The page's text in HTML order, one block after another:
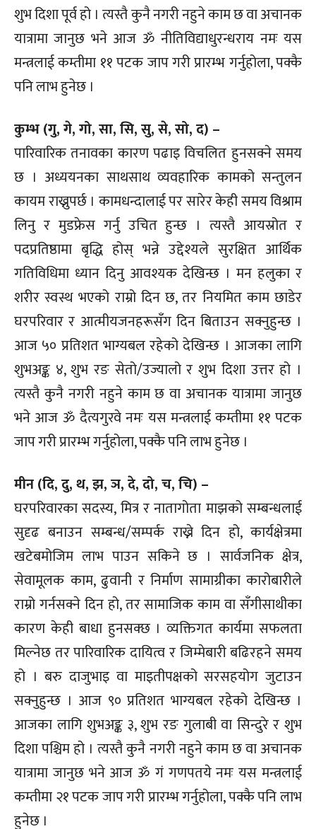
शुभ दिशा पूर्व हो । त्यस्तै कुनै नगरी नहुने काम छ वा अचानक
यात्रामा जानुछ भने आज ॐ नीतिविद्याधुरन्धराय नमः यस
मन्त्रलाई कम्तीमा ११ पटक जाप गरी प्रारम्भ गर्नुहोला, पक्कै
पनि लाभ हुनेछ ।
कुम्भ (गु, गे, गो, सा, सि, सु, से, सो, द) –
पारिवारिक तनावका कारण पढाइ विचलित हुनसक्ने समय
छ । अध्ययनका साथसाथ व्यवहारिक कामको सन्तुलन
कायम राख्नुपर्छ । कामधन्दालाई पर सारेर केही समय विश्राम
लिनु र मुडफ्रेस गर्नु उचित हुन्छ । त्यस्तै आयस्रोत र
पदप्रतिष्ठामा बृद्धि होस् भन्ने उद्देश्यले सुरक्षित आर्थिक
गतिविधिमा ध्यान दिनु आवश्यक देखिन्छ । मन हलुका र
शरीर स्वस्थ भएको राम्रो दिन छ, तर नियमित काम छाडेर
घरपरिवार र आत्मीयजनहरूसँग दिन बिताउन सक्नुहुन्छ ।
आज ५० प्रतिशत भाग्यबल रहेको देखिन्छ । आजका लागि
शुभअङ्क ४, शुभ रङ सेतो/उज्यालो र शुभ दिशा उत्तर हो ।
त्यस्तै कुनै नगरी नहुने काम छ वा अचानक यात्रामा जानुछ
भने आज ॐ दैत्यगुरवे नमः यस मन्त्रलाई कम्तीमा ११ पटक
जाप गरी प्रारम्भ गर्नुहोला, पक्कै पनि लाभ हुनेछ ।
मीन (दि, दु, थ, झ, ञ, दे, दो, च, चि) –
घरपरिवारका सदस्य, मित्र र नातागोता माझको सम्बन्धलाई
सुदृढ बनाउन सम्बन्ध/सम्पर्क राख्ने दिन हो, कार्यक्षेत्रमा
खटेबमोजिम लाभ पाउन सकिने छ । सार्वजनिक क्षेत्र,
सेवामूलक काम, ढुवानी र निर्माण सामाग्रीका कारोबारीले
राम्रो गर्नसक्ने दिन हो, तर सामाजिक काम वा सँगीसाथीका
कारण केही बाधा हुनसक्छ । व्यक्तिगत कार्यमा सफलता
मिल्नेछ तर पारिवारिक दायित्व र जिम्मेबारी बढिरहने समय
हो । बरु दाजुभाइ वा माइतीपक्षको सरसहयोग जुटाउन
सक्नुहुन्छ । आज ९० प्रतिशत भाग्यबल रहेको देखिन्छ ।
आजका लागि शुभअङ्क ३, शुभ रङ गुलाबी वा सिन्दुरे र शुभ
दिशा पश्चिम हो । त्यस्तै कुनै नगरी नहुने काम छ वा अचानक
यात्रामा जानुछ भने आज ॐ गं गणपतये नमः यस मन्त्रलाई
कम्तीमा २१ पटक जाप गरी प्रारम्भ गर्नुहोला, पक्कै पनि लाभ
हुनेछ ।